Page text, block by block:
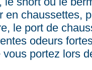
chaussettes,
le port de
odeurs
portez lors